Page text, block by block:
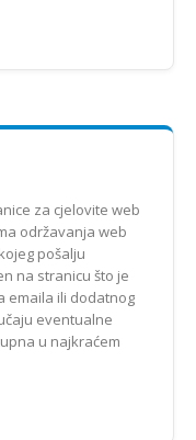
za cjelovite web
održavanja web
pošalju
na stranicu što je
emaila ili dodatnog
eventualne
u najkraćem